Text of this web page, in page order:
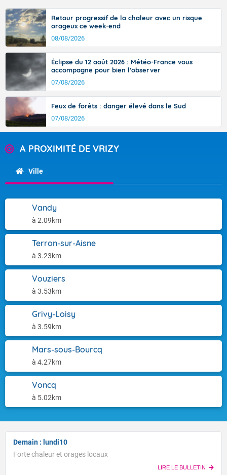
Retour progressif de la chaleur avec un risque
orageux ce week-end
08/08/2026
Éclipse du 12 août 2026 : Météo-France vous
accompagne pour bien l'observer
07/08/2026
Feux de forêts : danger élevé dans le Sud
07/08/2026
A PROXIMITÉ DE VRIZY
Ville
Vandy
à 2.09km
Terron-sur-Aisne
à 3.23km
Vouziers
à 3.53km
Grivy-Loisy
à 3.59km
Mars-sous-Bourcq
à 4.27km
Voncq
à 5.02km
Demain : lundi10
Forte chaleur et orages locaux
LIRE LE BULLETIN